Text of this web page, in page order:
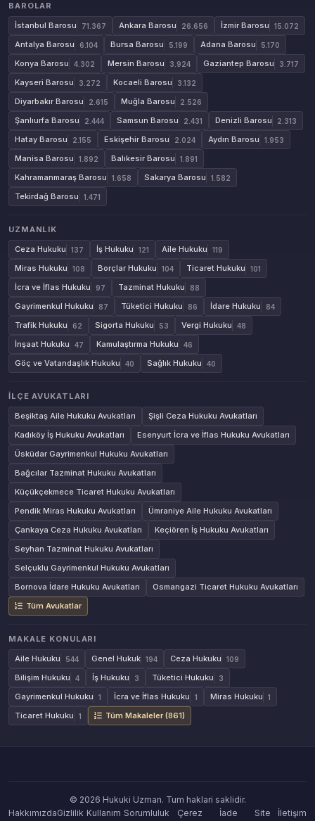
BAROLAR
İstanbul Barosu
71.367 Ankara Barosu 26.656 İzmir Barosu 15.072
Antalya Barosu 6.104 Bursa Barosu 5.199 Adana Barosu 5.170
Konya Barosu 4.302 Mersin Barosu 3.924 Gaziantep Barosu 3.717
Kayseri Barosu 3.272 Kocaeli Barosu 3.132
Diyarbakır Barosu 2.615 Muğla Barosu 2.526
Şanlıurfa Barosu 2.444 Samsun Barosu 2.431 Denizli Barosu 2.313
Hatay Barosu 2.155 Eskişehir Barosu 2.024 Aydın Barosu 1.953
Manisa Barosu 1.892 Balıkesir Barosu 1.891
Kahramanmaraş Barosu 1.658 Sakarya Barosu 1.582
Tekirdağ Barosu 1.471
UZMANLIK
Ceza Hukuku
137 İş Hukuku 121 Aile Hukuku 119
Miras Hukuku 108 Borçlar Hukuku 104 Ticaret Hukuku 101
İcra ve İflas Hukuku 97 Tazminat Hukuku 88
Gayrimenkul Hukuku 87 Tüketici Hukuku 86 İdare Hukuku 84
Trafik Hukuku 62 Sigorta Hukuku 53 Vergi Hukuku 48
İnşaat Hukuku 47 Kamulaştırma Hukuku 46
Göç ve Vatandaşlık Hukuku 40 Sağlık Hukuku 40
İLÇE AVUKATLARI
Beşiktaş Aile Hukuku Avukatları
Şişli Ceza Hukuku Avukatları
Kadıköy İş Hukuku Avukatları
Esenyurt İcra ve İflas Hukuku Avukatları
Üsküdar Gayrimenkul Hukuku Avukatları
Bağcılar Tazminat Hukuku Avukatları
Küçükçekmece Ticaret Hukuku Avukatları
Pendik Miras Hukuku Avukatları
Ümraniye Aile Hukuku Avukatları
Çankaya Ceza Hukuku Avukatları
Keçiören İş Hukuku Avukatları
Seyhan Tazminat Hukuku Avukatları
Selçuklu Gayrimenkul Hukuku Avukatları
Bornova İdare Hukuku Avukatları
Osmangazi Ticaret Hukuku Avukatları
Tüm Avukatlar
MAKALE KONULARI
Aile Hukuku
544 Genel Hukuk 194 Ceza Hukuku 109
Bilişim Hukuku 4 İş Hukuku 3 Tüketici Hukuku 3
Gayrimenkul Hukuku 1 İcra ve İflas Hukuku 1 Miras Hukuku 1
Ticaret Hukuku 1 Tüm Makaleler (861)
© 2026 Hukuki Uzman. Tum haklari saklidir.
HakkımızdaGizlilik Kullanım Sorumluluk Çerez İade Site İletişim